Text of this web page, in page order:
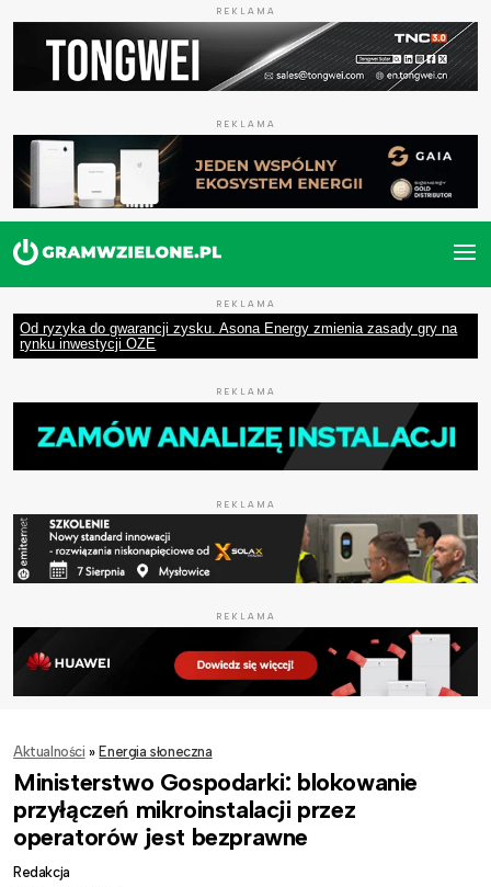
REKLAMA
REKLAMA
REKLAMA
Od ryzyka do gwarancji zysku. Asona Energy zmienia zasady gry na
rynku inwestycji OZE
REKLAMA
REKLAMA
REKLAMA
Aktualności » Energia słoneczna
Ministerstwo Gospodarki: blokowanie
przyłączeń mikroinstalacji przez
operatorów jest bezprawne
Redakcja